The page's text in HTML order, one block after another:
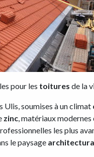
pour les toitures de la
Ulis, soumises à un climat
zinc, matériaux
les plus
le paysage